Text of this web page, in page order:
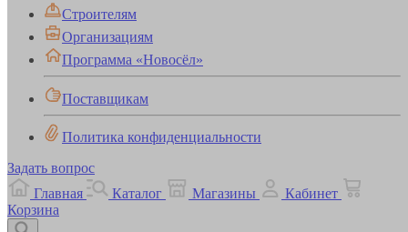
Строителям
Организациям
Программа «Новосёл»
Поставщикам
Политика конфиденциальности
Задать вопрос
Главная
Каталог Магазины
Кабинет
Корзина